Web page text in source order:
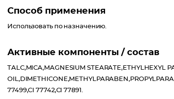
Способ применения
Использовать по назначению.
Активные компоненты / состав
TALC,MICA,MAGNESIUM STEARATE,ETHYLHEXYL
77499,CI 77742,CI 77891.